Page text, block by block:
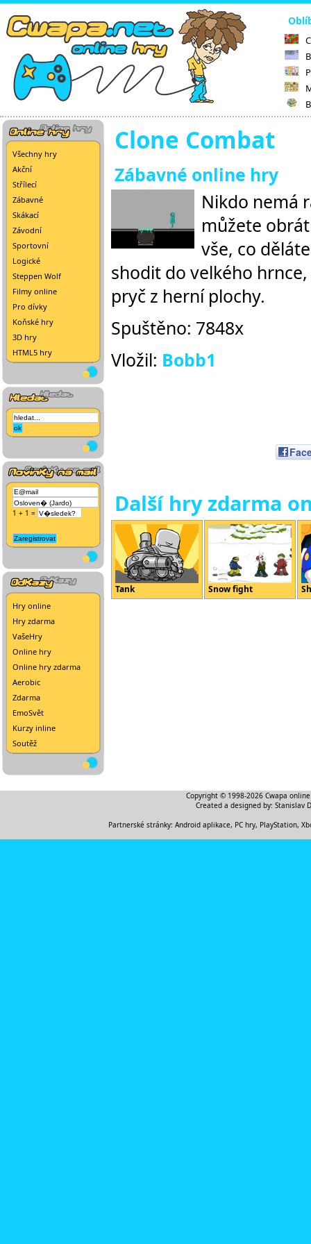
Všechny hry
Akční
Střílecí
Zábavné
Skákací
Závodní
Sportovní
Logické
Steppen Wolf
Filmy online
Pro dívky
Koňské hry
3D hry
HTML5 hry
1 + 1 =
Hry online
Hry zdarma
VašeHry
Online hry
Online hry zdarma
Aerobic
Zdarma
EmoSvět
Kurzy inline
Soutěž
Clone Combat
Zábavné online hry
Nikdo nemá
můžete
vše, co
shodit do velkého
pryč z herní plochy.
Spuštěno: 7848x
Vložil: Bobb1
Další hry zdarma
Tank Snow fight
Copyright © 1998-2026 Cwapa
Created a designed by: Stanislav
Partnerské stránky: Android aplikace, PC hry, PlayStation,